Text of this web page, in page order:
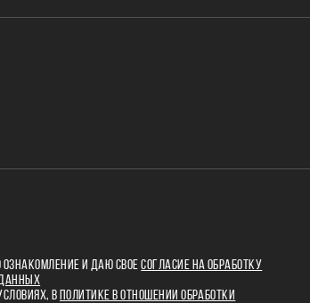
И ДАЮ СВОЕСОГЛАСИЕ НА ОБРАБОТКУ
В
ПОЛИТИКЕ В ОТНОШЕНИИ ОБРАБОТКИ